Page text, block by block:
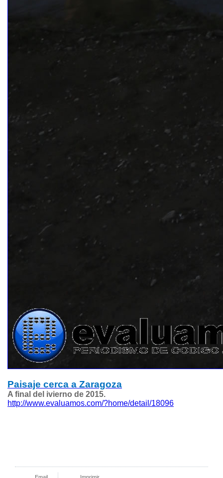
Paisaje cerca a Zaragoza
A final del ivierno de 2015.
http://www.evaluamos.com/?home/detail/18096